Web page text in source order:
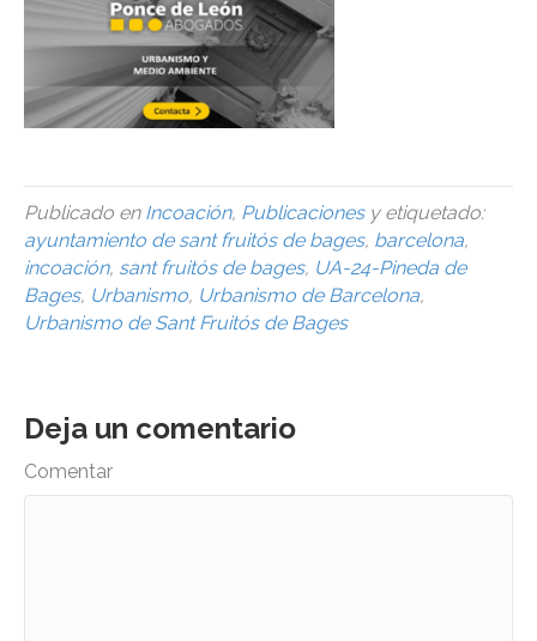
Publicado en Incoación, Publicacionesy etiquetado:
ayuntamiento de sant fruitós de bages, barcelona,
incoación, sant fruitós de bages, UA-24-Pineda de
Bages, Urbanismo, Urbanismo de Barcelona,
Urbanismo de Sant Fruitós de Bages
Deja un comentario
Comentar